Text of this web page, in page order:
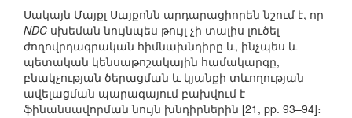
Սակայն Մայքլ Սայքոնն արդարացիորեն նշում է, որ
NDC սխեման նույնպես թույլ չի տալիս լուծել
ժողովրդագրական հիմնախնդիրը և, ինչպես և
պետական կենսաթոշակային համակարգը,
բնակչության ծերացման և կյանքի տևողության
ավելացման պարագայում բախվում է
ֆինանսավորման նույն խնդիրներին [21, pp. 93–94]։